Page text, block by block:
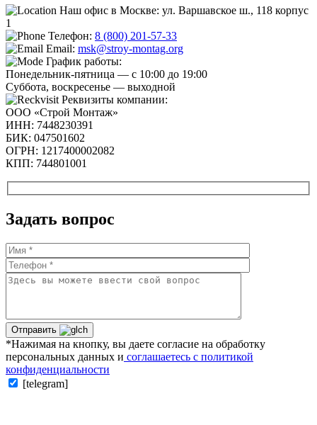
Наш офис в Москве: ул. Варшавское ш., 118 корпус
1
Телефон: 8 (800) 201-57-33
Email: msk@stroy-montag.org
График работы:
Понедельник-пятница — с 10:00 до 19:00
Суббота, воскресенье — выходной
Реквизиты компании:
ООО «Строй Монтаж»
ИНН: 7448230391
БИК: 047501602
ОГРН: 1217400002082
КПП: 744801001
Задать вопрос
Отправить
*Нажимая на кнопку, вы даете согласие на обработку
персональных данных и соглашаетесь с политикой
конфиденциальности
[telegram]